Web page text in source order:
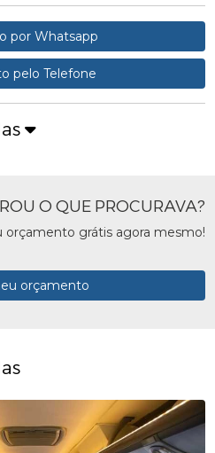
por Whatsapp
pelo Telefone
O QUE PROCURAVA?
orçamento grátis agora mesmo!
orçamento